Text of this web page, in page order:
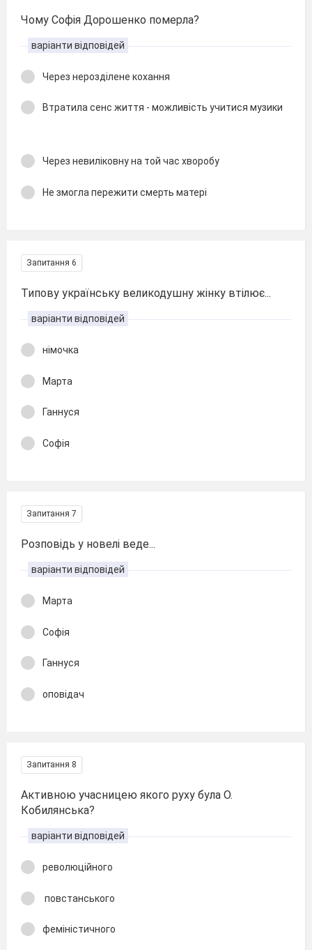
Чому Софія Дорошенко померла?
варіанти відповідей
Через нерозділене кохання
Втратила сенс життя - можливість учитися музики
Через невиліковну на той час хворобу
Не змогла пережити смерть матері
Запитання 6
Типову українську великодушну жінку втілює...
варіанти відповідей
німочка
Марта
Ганнуся
Софія
Запитання 7
Розповідь у новелі веде...
варіанти відповідей
Марта
Софія
Ганнуся
оповідач
Запитання 8
Активною учасницею якого руху була О.
Кобилянська?
варіанти відповідей
революційного
повстанського
феміністичного